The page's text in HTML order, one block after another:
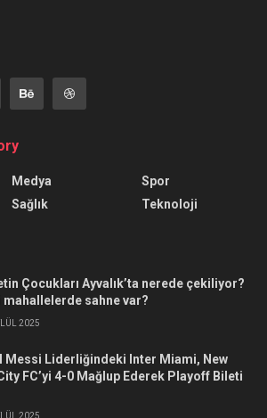
Medya
Sağlık
Spor
Teknoloji
Çocukları Ayvalık’ta nerede çekiliyor?
mahallelerde sahne var?
2025
Messi Liderliğindeki Inter Miami, New
FC’yi 4-0 Mağlup Ederek Playoff Bileti
2025